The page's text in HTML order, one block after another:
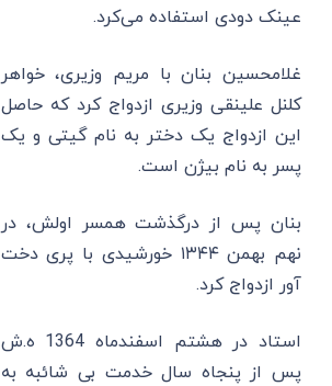
عینک دودی استفاده می‌کرد.
غلامحسین بنان با مریم وزیری، خواهر
کلنل علینقی وزیری ازدواج کرد که حاصل
این ازدواج یک دختر به نام گیتی و یک
پسر به نام بیژن است.
بنان پس از درگذشت همسر اولش، در
نهم بهمن ۱۳۴۴ خورشیدی با پری دخت
آور ازدواج کرد.
استاد در هشتم اسفندماه 1364 ه.ش
پس از پنجاه سال خدمت بی شائبه به